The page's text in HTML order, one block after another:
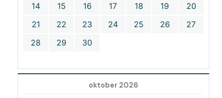
14
15 16 17 18 19
20
21
22 23 24 25 26
27
28
29 30
oktober 2026